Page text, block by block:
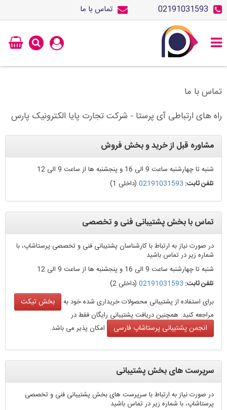
02191031593 تماس با ما
تماس با ما
راه های ارتباطی آی پرستا - شرکت تجارت پایا الکترونیک پارس
مشاوره قبل از خرید و بخش فروش
شنبه تا چهارشنبه ساعت 9 الی 16 و پنجشنبه ها از ساعت 9 الی 12
تلفن ثابت: 02191031593 (داخلی 1)
تماس با بخش پشتیبانی فنی و تخصصی
در صورت نیاز به ارتباط با کارشناسان پشتیبانی فنی و تخصصی پرستاشاپ، با
شماره زیر در تماس باشید
شنبه تا چهارشنبه ساعت 9 الی 16 و پنجشنبه ها از ساعت 9 الی 12
تلفن ثابت: 02191031593 (داخلی 2)
برای استفاده از پشتیبانی محصولات خریداری شده خود به
بخش تیکت
مراجعه کنید. همچنین دریافت پشتیبانی رایگان فقط در
انجمن پشتیبانی پرستاشاپ فارسی امکان پذیر می باشد.
سرپرست های بخش پشتیبانی
در صورت نیاز به ارتباط با سرپرست های بخش پشتیبانی فنی و تخصصی
پرستاشاپ، با شماره زیر در تماس باشید